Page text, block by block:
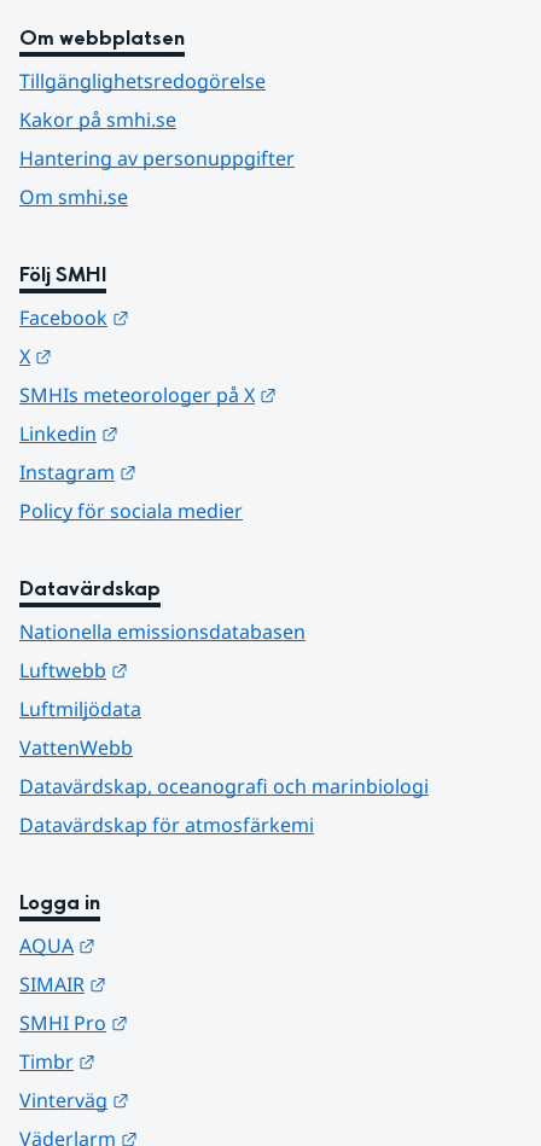
Om webbplatsen
Tillgänglighetsredogörelse
Kakor på smhi.se
Hantering av personuppgifter
Om smhi.se
Följ SMHI
Facebook
X
SMHIs meteorologer på X
Linkedin
Instagram
Policy för sociala medier
Datavärdskap
Nationella emissionsdatabasen
Luftwebb
Luftmiljödata
VattenWebb
Datavärdskap, oceanografi och marinbiologi
Datavärdskap för atmosfärkemi
Logga in
AQUA
SIMAIR
SMHI Pro
Timbr
Vinterväg
Väderlarm